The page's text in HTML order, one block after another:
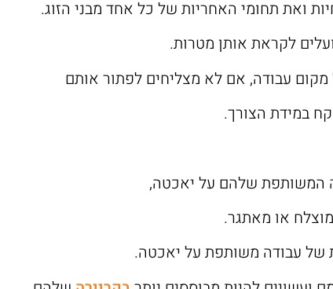
ואת תחומי האחריות של כל אחד מבני הזוג.
לקראת אותן מטרות.
עבודה, אם לא מצליחים לפתור אותם
במידת הצורך.
או מאתגר.
של עבודה משותפת על יאכטה.